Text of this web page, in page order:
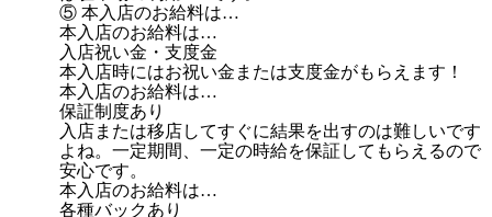
⑤ 本入店のお給料は…
本入店のお給料は…
入店祝い金・支度金
本入店時にはお祝い金または支度金がもらえます！
本入店のお給料は…
保証制度あり
入店または移店してすぐに結果を出すのは難しいです
よね。一定期間、一定の時給を保証してもらえるので
安心です。
本入店のお給料は…
各種バックあり